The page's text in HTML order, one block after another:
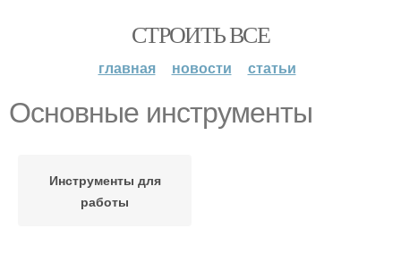
СТРОИТЬ ВСЕ
главная новости статьи
Основные инструменты
Инструменты для
работы